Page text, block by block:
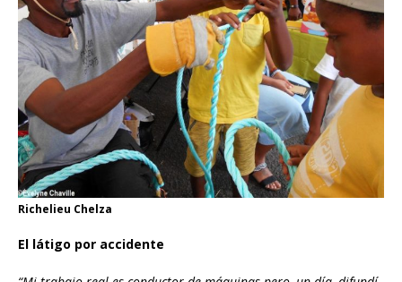
Richelieu Chelza
El látigo por accidente